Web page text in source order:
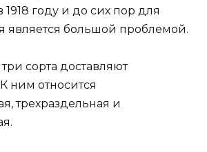
году и до сих пор для
является большой проблемой.
сорта доставляют
ним относится
трехраздельная и